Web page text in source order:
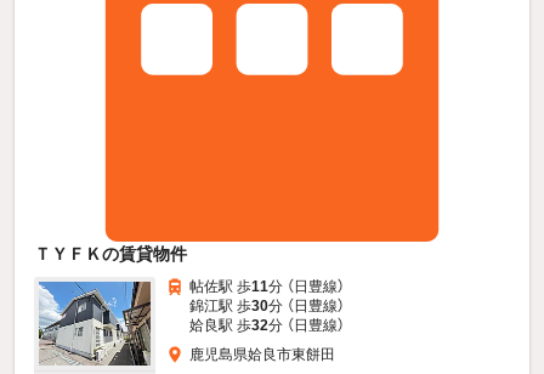
ＴＹＦＫの賃貸物件
帖佐駅 歩11分 （日豊線）
錦江駅 歩30分 （日豊線）
姶良駅 歩32分 （日豊線）
鹿児島県姶良市東餅田